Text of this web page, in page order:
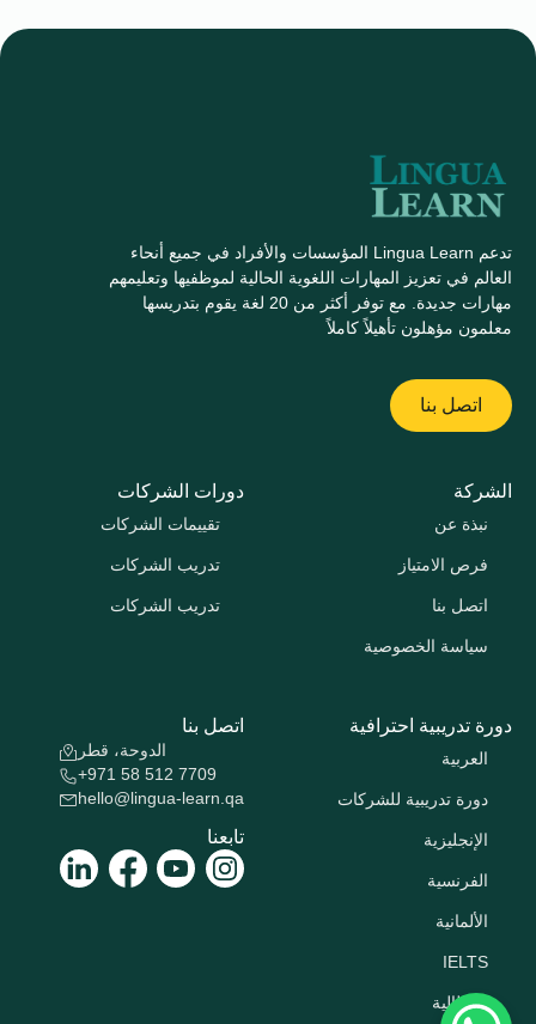
تدعم Lingua Learn المؤسسات والأفراد في جميع أنحاء
العالم في تعزيز المهارات اللغوية الحالية لموظفيها وتعليمهم
مهارات جديدة. مع توفر أكثر من 20 لغة يقوم بتدريسها
معلمون مؤهلون تأهيلاً كاملاً
اتصل بنا
الشركة
نبذة عن
فرص الامتياز
اتصل بنا
سياسة الخصوصية
دورات الشركات
تقييمات الشركات
تدريب الشركات
تدريب الشركات
دورة تدريبية احترافية
العربية
دورة تدريبية للشركات
الإنجليزية
الفرنسية
الألمانية
IELTS
الإيطالية
اتصل بنا
الدوحة، قطر
+971 58 512 7709
hello@lingua-learn.qa
تابعنا